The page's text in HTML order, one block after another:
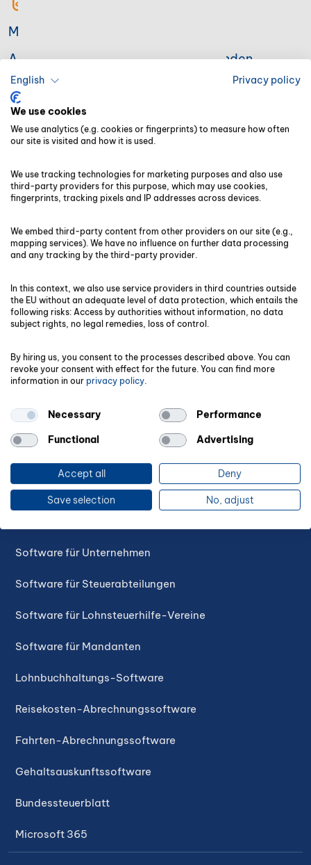
Muster-Widerrufsformular
Ausdrucken, ausfüllen und zurücksenden
Nutzungsbedingungen
Fachportale
Nutzungsbedingungen Fachportale
Software für Steuerberater
Software für Unternehmen
Software für Steuerabteilungen
Software für Lohnsteuerhilfe-Vereine
Software für Mandanten
Lohnbuchhaltungs-Software
Reisekosten-Abrechnungssoftware
Fahrten-Abrechnungssoftware
Gehaltsauskunftssoftware
Bundessteuerblatt
Microsoft 365
English Privacy policy
We use cookies
We use analytics (e.g. cookies or fingerprints) to measure how often
our site is visited and how it is used.
We use tracking technologies for marketing purposes and also use
third-party providers for this purpose, which may use cookies,
fingerprints, tracking pixels and IP addresses across devices.
We embed third-party content from other providers on our site (e.g.,
mapping services). We have no influence on further data processing
and any tracking by the third-party provider.
In this context, we also use service providers in third countries outside
the EU without an adequate level of data protection, which entails the
following risks: Access by authorities without information, no data
subject rights, no legal remedies, loss of control.
By hiring us, you consent to the processes described above. You can
revoke your consent with effect for the future. You can find more
information in our privacy policy
Necessary
Performance
Functional
Advertising
Accept all Deny
Save selection No, adjust